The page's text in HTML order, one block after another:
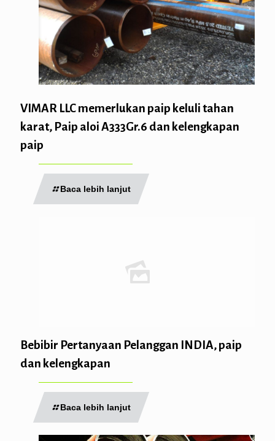
VIMAR LLC memerlukan paip keluli tahan
karat, Paip aloi A333Gr.6 dan kelengkapan
paip
Baca lebih lanjut
Bebibir Pertanyaan Pelanggan INDIA, paip
dan kelengkapan
Baca lebih lanjut